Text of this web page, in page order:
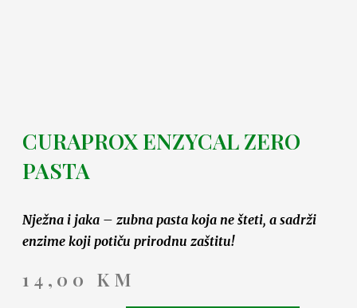
CURAPROX ENZYCAL ZERO
PASTA
Nježna i jaka – zubna pasta koja ne šteti, a sadrži
enzime koji potiču prirodnu zaštitu!
14,00 KM